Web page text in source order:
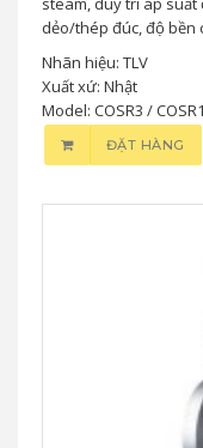
dẻo/thép đúc, độ bền
Nhãn hiệu: TLV
Xuất xứ: Nhật
Model: COSR3 /
ĐẶT HÀNG